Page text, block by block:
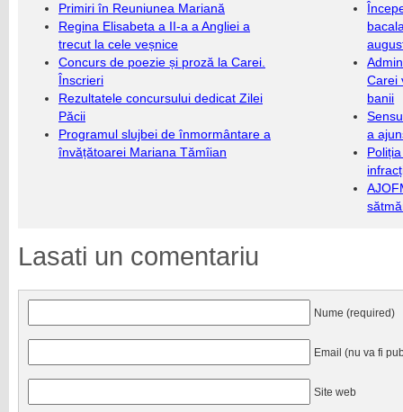
Primiri în Reuniunea Mariană
Regina Elisabeta a II-a a Angliei a
trecut la cele veșnice
Concurs de poezie și proză la Carei.
Înscrieri
Rezultatele concursului dedicat Zilei
Păcii
Programul slujbei de înmormântare a
învățătoarei Mariana Tămîian
Carei
banii
a
Lasati un comentariu
Nume (required)
Email (nu va fi
Site web